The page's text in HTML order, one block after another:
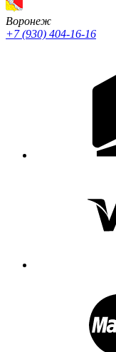
Воронеж
+7 (930) 404-16-16